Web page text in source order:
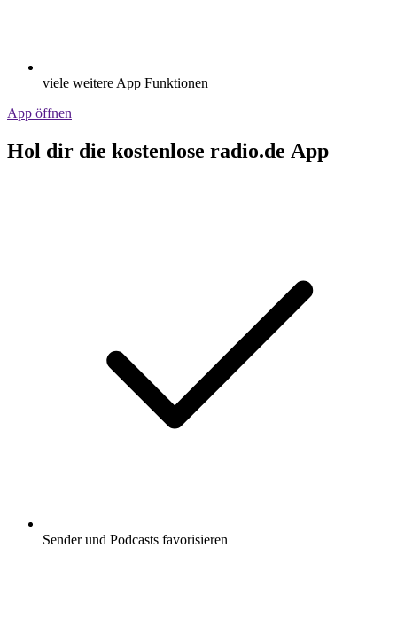
viele weitere App Funktionen
App öffnen
Hol dir die kostenlose radio.de App
Sender und Podcasts favorisieren